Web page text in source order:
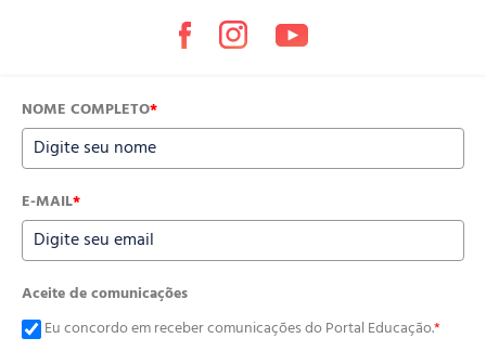
NOME COMPLETO*
E-MAIL*
Aceite de comunicações
Eu concordo em receber comunicações do Portal Educação.*